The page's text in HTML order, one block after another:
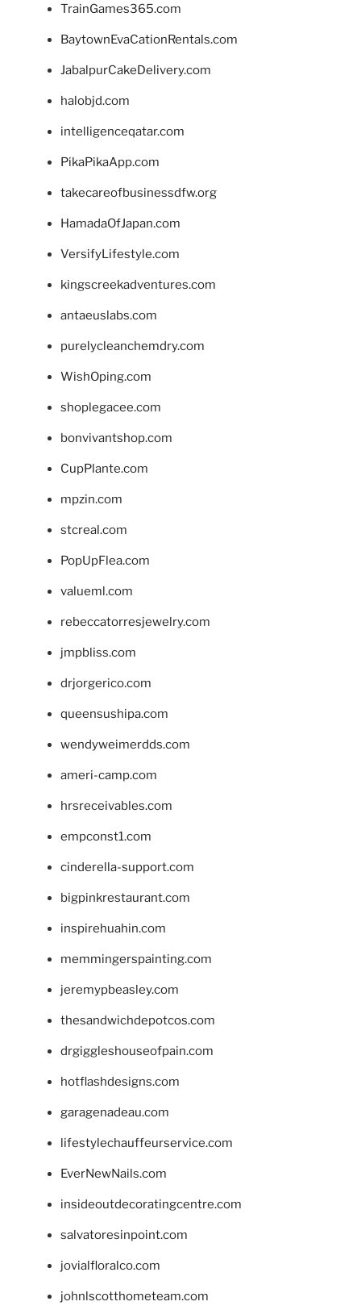
TrainGames365.com
BaytownEvaCationRentals.com
JabalpurCakeDelivery.com
halobjd.com
intelligenceqatar.com
PikaPikaApp.com
takecareofbusinessdfw.org
HamadaOfJapan.com
VersifyLifestyle.com
kingscreekadventures.com
antaeuslabs.com
purelycleanchemdry.com
WishOping.com
shoplegacee.com
bonvivantshop.com
CupPlante.com
mpzin.com
stcreal.com
PopUpFlea.com
valueml.com
rebeccatorresjewelry.com
jmpbliss.com
drjorgerico.com
queensushipa.com
wendyweimerdds.com
ameri-camp.com
hrsreceivables.com
empconst1.com
cinderella-support.com
bigpinkrestaurant.com
inspirehuahin.com
memmingerspainting.com
jeremypbeasley.com
thesandwichdepotcos.com
drgiggleshouseofpain.com
hotflashdesigns.com
garagenadeau.com
lifestylechauffeurservice.com
EverNewNails.com
insideoutdecoratingcentre.com
salvatoresinpoint.com
jovialfloralco.com
johnlscotthometeam.com